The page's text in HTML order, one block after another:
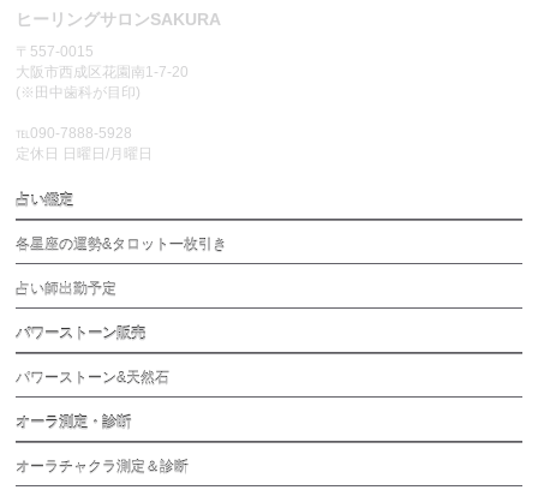
ヒーリングサロンSAKURA
〒557-0015
大阪市西成区花園南1-7-20
(※田中歯科が目印)
℡090-7888-5928
定休日 日曜日/月曜日
占い鑑定
各星座の運勢&タロット一枚引き
占い師出勤予定
パワーストーン販売
パワーストーン&天然石
オーラ測定・診断
オーラチャクラ測定＆診断